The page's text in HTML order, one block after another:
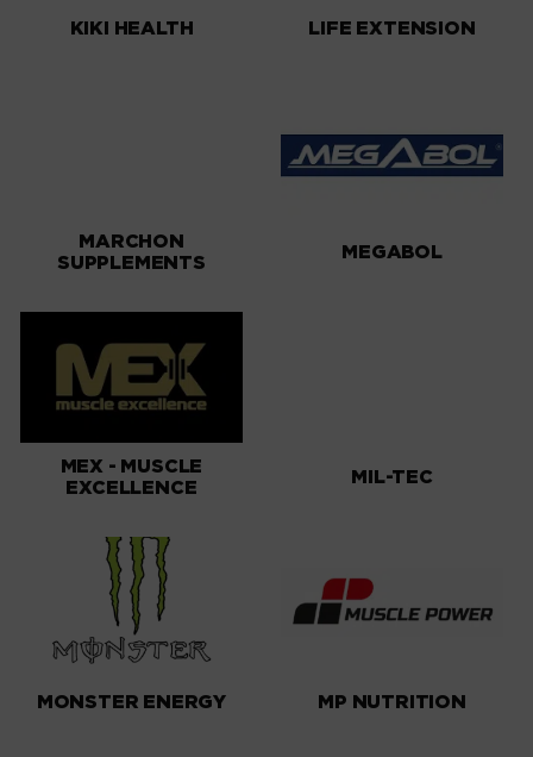
KIKI HEALTH LIFE EXTENSION
MARCHON
SUPPLEMENTS
MEGABOL
MEX - MUSCLE
EXCELLENCE
MIL-TEC
MONSTER ENERGY MP NUTRITION